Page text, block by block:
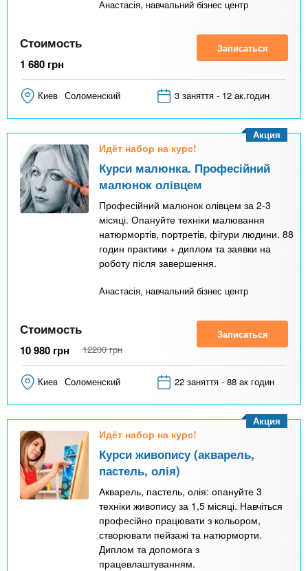
Анастасія, навчальний бізнес центр
Стоимость
1 680 грн
Записаться
Киев Соломенский 3 заняття - 12 ак.годин
Идёт набор на курс!
Курси малюнка. Професійний
малюнок олівцем
Професійний малюнок олівцем за 2-3
місяці. Опануйте техніки малювання
натюрмортів, портретів, фігури людини. 88
годин практики + диплом та заявки на
роботу після завершення.
Анастасія, навчальний бізнес центр
Акция
Стоимость
10 980 грн 12200 грн
Записаться
Киев Соломенский 22 заняття - 88 ак годин
Идёт набор на курс!
Курси живопису (акварель,
пастель, олія)
Акварель, пастель, олія: опануйте 3
техніки живопису за 1,5 місяці. Навчіться
професійно працювати з кольором,
створювати пейзажі та натюрморти.
Диплом та допомога з
працевлаштуванням.
Акция